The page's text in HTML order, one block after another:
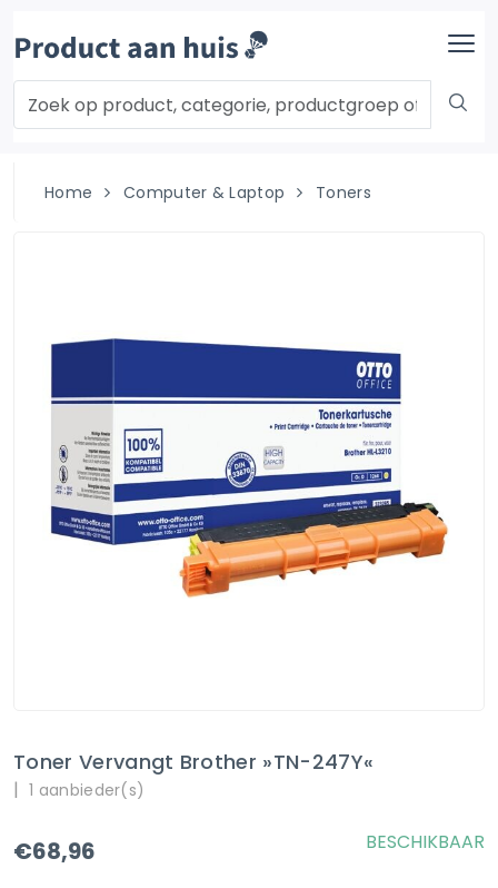
Home Computer & Laptop Toners
Toner Vervangt Brother »TN-247Y«
| 1 aanbieder(s)
€68,96 BESCHIKBAAR